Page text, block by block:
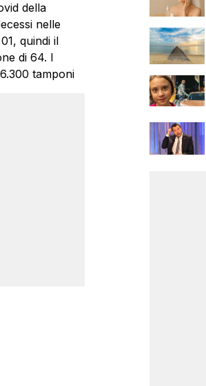
della
nelle
quindi il
di 64. I
tamponi